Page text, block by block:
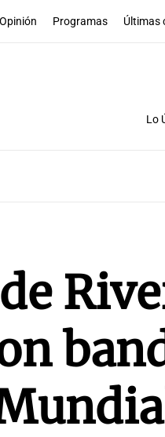
Opinión Programas Últimas
Lo